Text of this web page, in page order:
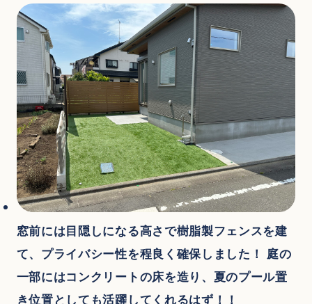
窓前には目隠しになる高さで樹脂製フェンスを建
て、プライバシー性を程良く確保しました！ 庭の
一部にはコンクリートの床を造り、夏のプール置
き位置としても活躍してくれるはず！！